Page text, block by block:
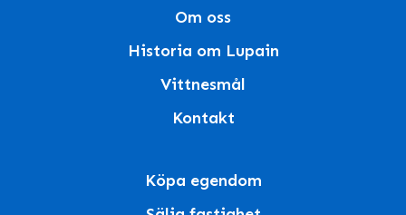
Om oss
Historia om Lupain
Vittnesmål
Kontakt
Köpa egendom